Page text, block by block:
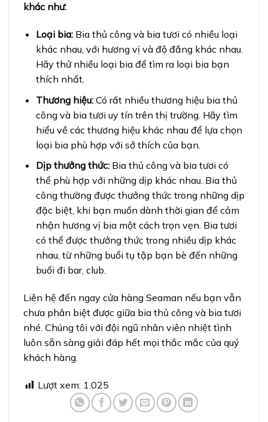
khác như:
Loại bia:Bia thủ công và bia tươi có nhiều loại
khác nhau, với hương vị và độ đắng khác nhau.
Hãy thử nhiều loại bia để tìm ra loại bia bạn
thích nhất.
Thương hiệu:Có rất nhiều thương hiệu bia thủ
công và bia tươi uy tín trên thị trường. Hãy tìm
hiểu về các thương hiệu khác nhau để lựa chọn
loại bia phù hợp với sở thích của bạn.
Dịp thưởng thức:Bia thủ công và bia tươi có
thể phù hợp với những dịp khác nhau. Bia thủ
công thường được thưởng thức trong những dịp
đặc biệt, khi bạn muốn dành thời gian để cảm
nhận hương vị bia một cách trọn vẹn. Bia tươi
có thể được thưởng thức trong nhiều dịp khác
nhau, từ những buổi tụ tập bạn bè đến những
buổi đi bar, club.
Liên hệ đến ngay cửa hàng Seaman nếu bạn vẫn
chưa phân biệt được giữa bia thủ công và bia tươi
nhé. Chúng tôi với đội ngũ nhân viên nhiệt tình
luôn sẵn sàng giải đáp hết mọi thắc mắc của quý
khách hàng.
Lượt xem: 1.025